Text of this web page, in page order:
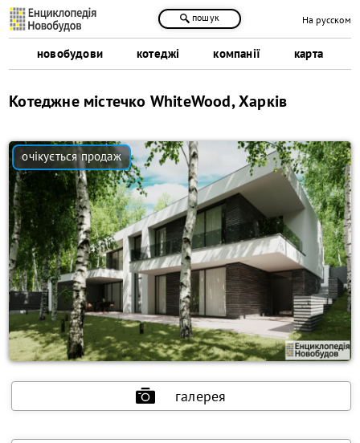
новобудови котеджі компанії карта
пошук На русском
Котеджне містечко WhiteWood, Харків
галерея